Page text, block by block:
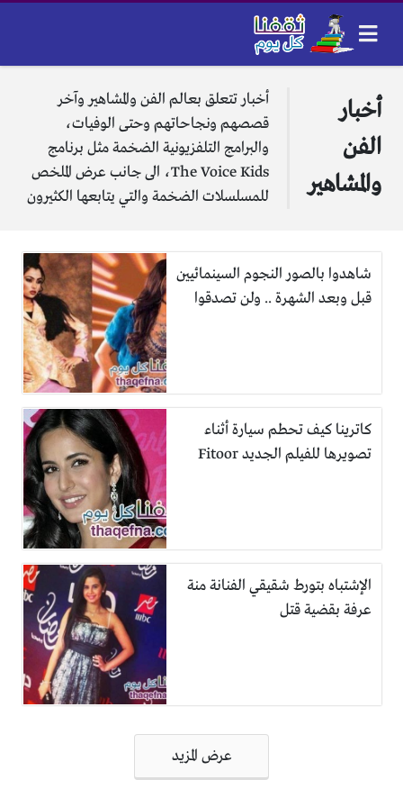
أخبار
الفن
والمشاهير
أخبار تتعلق بعالم الفن والمشاهير وآخر
قصصهم ونجاحاتهم وحتى الوفيات،
والبرامج التلفزيونية الضخمة مثل برنامج
The Voice Kids، الى جانب عرض الملخص
للمسلسلات الضخمة والتي يتابعها الكثيرون
شاهدوا بالصور النجوم السينمائيين
قبل وبعد الشهرة .. ولن تصدقوا
كاترينا كيف تحطم سيارة أثناء
تصويرها للفيلم الجديد Fitoor
الإشتباه بتورط شقيقي الفنانة منة
عرفة بقضية قتل
عرض المزيد